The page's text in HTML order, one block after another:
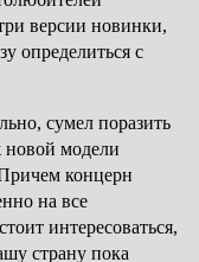
версии новинки,
определиться с
сумел поразить
новой модели
концерн
на все
интересоваться,
страну пока